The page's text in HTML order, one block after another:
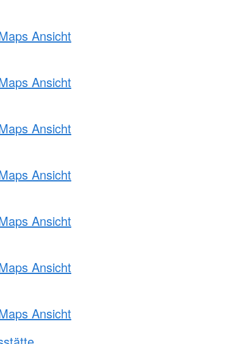
Ansicht
Ansicht
Ansicht
Ansicht
Ansicht
Ansicht
Ansicht